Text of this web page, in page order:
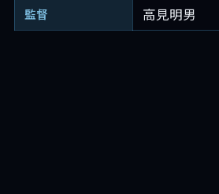
監督 高見明男